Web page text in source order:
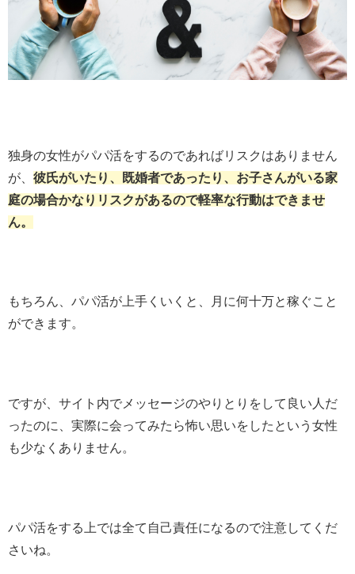
独身の女性がパパ活をするのであればリスクはありません
が、 彼氏がいたり、既婚者であったり、お子さんがいる家
庭の場合かなりリスクがあるので軽率な行動はできませ
ん。
もちろん、パパ活が上手くいくと、月に何十万と稼ぐこと
ができます。
ですが、サイト内でメッセージのやりとりをして良い人だ
ったのに、実際に会ってみたら怖い思いをしたという女性
も少なくありません。
パパ活をする上では全て自己責任になるので注意してくだ
さいね。